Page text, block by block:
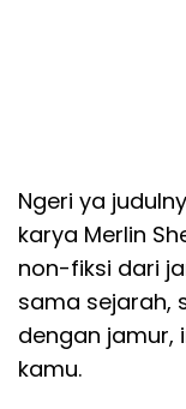
Ngeri ya
karya Merlin
non-fiksi dari
sama sejarah,
dengan jamur,
kamu.